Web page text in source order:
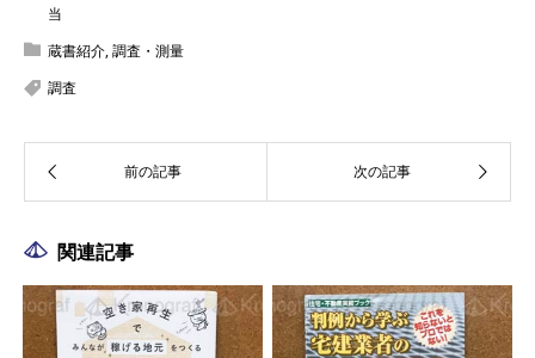
当
蔵書紹介,調査・測量
調査
関連記事